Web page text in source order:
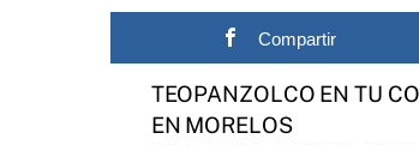
Compartir
TEOPANZOLCO EN TU
EN MORELOS